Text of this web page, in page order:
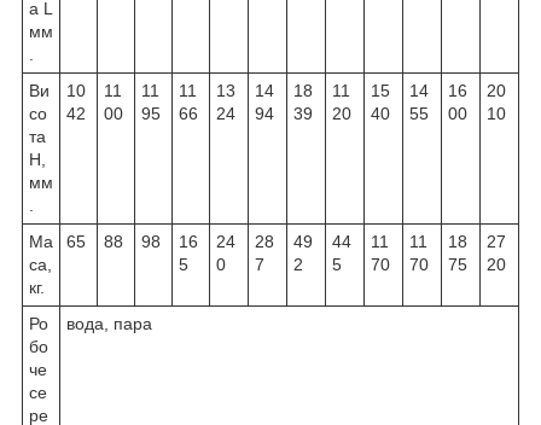
а L
мм
Ви
со
та
Н,
мм
10
42
11
00
11
95
11
66
13
24
14
94
18
39
11
20
15
40
14
55
16
00
20
10
Ма
са,
кг.
65 88 98
16
5
24
0
28
7
49
2
44
5
11
70
11
70
18
75
27
20
Ро
бо
че
се
ре
вода, пара